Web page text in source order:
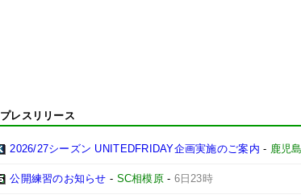
プレスリリース
2026/27シーズン UNITEDFRIDAY企画実施のご案内 - 鹿児
公開練習のお知らせ - SC相模原- 6日23時